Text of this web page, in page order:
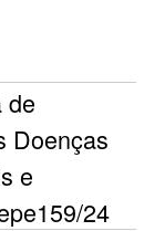
de
Doenças
e
24